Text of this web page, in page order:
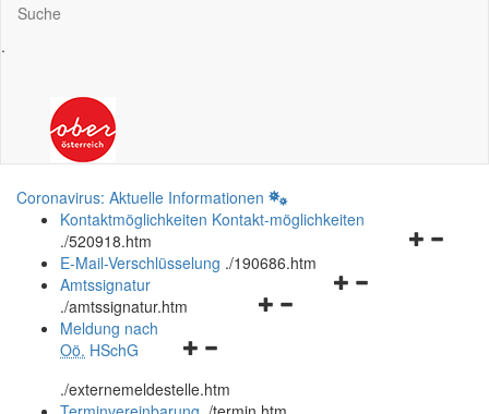
Suche
.
Coronavirus: Aktuelle Informationen
Kontaktmöglichkeiten Kontakt-möglichkeiten
./520918.htm
Navigationsmenü
E-Mail-Verschlüsselung ./190686.htm
Navigationsmenü
Amtssignatur
./amtssignatur.htm
Navigationsmenü
und
Meldung nach
Oö. HSchG
./externemeldestelle.htm